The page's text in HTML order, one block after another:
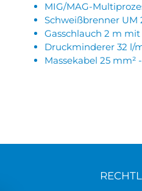
MIG/MAG-
Schweißbrenner UM
Gasschlauch 2 m mit
Druckminderer 32 l/
Massekabel 25 mm²